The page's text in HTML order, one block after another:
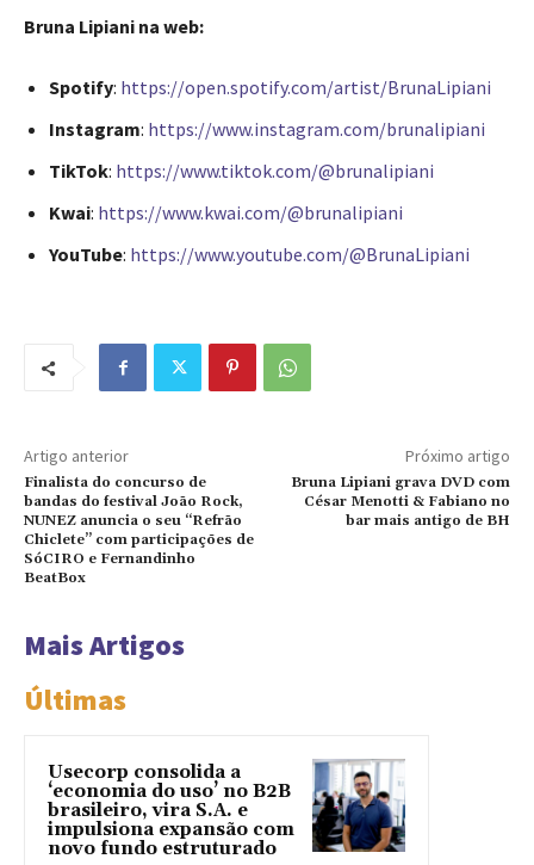
Bruna Lipiani na web:
Spotify: https://open.spotify.com/artist/BrunaLipiani
Instagram: https://www.instagram.com/brunalipiani
TikTok: https://www.tiktok.com/@brunalipiani
Kwai: https://www.kwai.com/@brunalipiani
YouTube: https://www.youtube.com/@BrunaLipiani
Artigo anterior
Finalista do concurso de
bandas do festival João Rock,
NUNEZ anuncia o seu “Refrão
Chiclete” com participações de
SóCIRO e Fernandinho
BeatBox
Próximo artigo
Bruna Lipiani grava DVD com
César Menotti & Fabiano no
bar mais antigo de BH
Mais Artigos
Últimas
Usecorp consolida a
‘economia do uso’ no B2B
brasileiro, vira S.A. e
impulsiona expansão com
novo fundo estruturado